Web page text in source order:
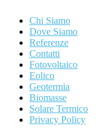
Chi Siamo
Dove Siamo
Referenze
Contatti
Fotovoltaico
Eolico
Geotermia
Biomasse
Solare Termico
Privacy Policy